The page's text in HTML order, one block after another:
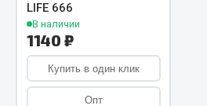
Весь раздел
Запчасти на полуприцепы
Амортизаторы для полуприцепов
LIFE 666
В наличии
1140 ₽
Купить в один клик
Опт